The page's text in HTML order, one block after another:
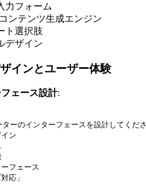
力フォーム
ンテンツ生成エンジン
ト選択肢
デザイン
インとユーザー体験
ェース設計:
ターのインターフェースを設計してくだ
ン
フェース